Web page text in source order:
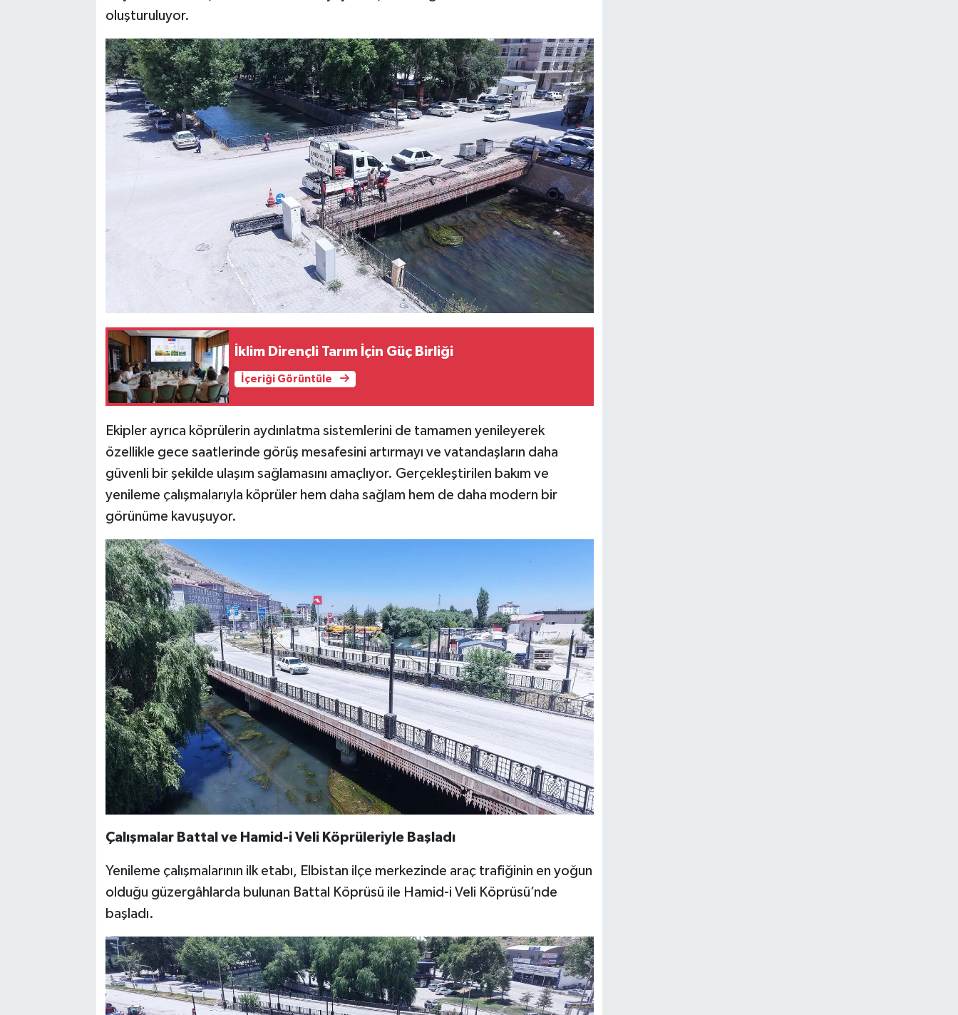
oluşturuluyor.
İklim Dirençli Tarım İçin Güç Birliği
İçeriği Görüntüle
Ekipler ayrıca köprülerin aydınlatma sistemlerini de tamamen yenileyerek
özellikle gece saatlerinde görüş mesafesini artırmayı ve vatandaşların daha
güvenli bir şekilde ulaşım sağlamasını amaçlıyor. Gerçekleştirilen bakım ve
yenileme çalışmalarıyla köprüler hem daha sağlam hem de daha modern bir
görünüme kavuşuyor.
Çalışmalar Battal ve Hamid-i Veli Köprüleriyle Başladı
Yenileme çalışmalarının ilk etabı, Elbistan ilçe merkezinde araç trafiğinin en yoğun
olduğu güzergâhlarda bulunan Battal Köprüsü ile Hamid-i Veli Köprüsü’nde
başladı.